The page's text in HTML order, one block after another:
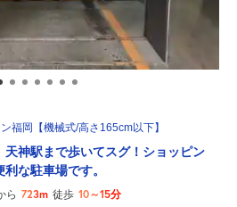
福岡【機械式/高さ165cm以下】
天神駅まで歩いてスグ！ショッピン
な駐車場です。
ら 723m 徒歩 10～15分